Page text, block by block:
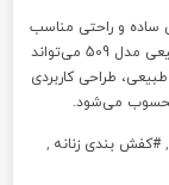
ساده و راحتی مناسب
برای استفاده روزمره هستید، کفش اسپرت زنانه چرم طبیعی مدل 509 می‌تواند
طراحی کاربردی
محسوب می‌شود.
, کفش بندی زنانه ,